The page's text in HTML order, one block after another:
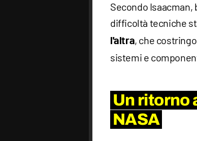
Secondo
difficoltà tecniche
l'altra, che
sistemi e
Un ritorno
NASA